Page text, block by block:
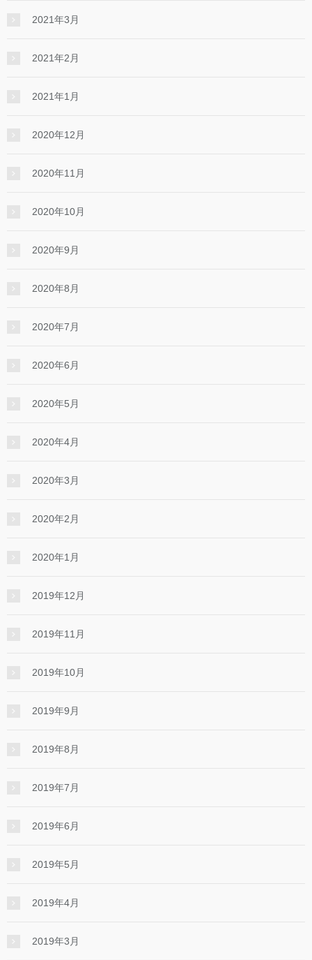
2021年3月
2021年2月
2021年1月
2020年12月
2020年11月
2020年10月
2020年9月
2020年8月
2020年7月
2020年6月
2020年5月
2020年4月
2020年3月
2020年2月
2020年1月
2019年12月
2019年11月
2019年10月
2019年9月
2019年8月
2019年7月
2019年6月
2019年5月
2019年4月
2019年3月